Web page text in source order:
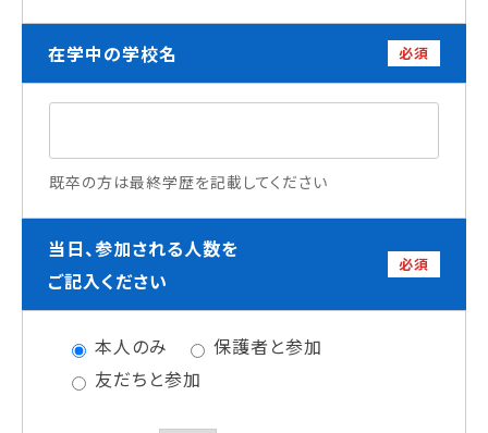
在学中の学校名 必須
既卒の方は最終学歴を記載してください
当日、参加される人数を
ご記入ください
必須
本人のみ
保護者と参加
友だちと参加